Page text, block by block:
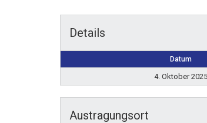
Details
Datum
4. Oktober 2025
Austragungsort